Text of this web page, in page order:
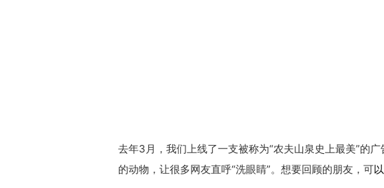
去年3月，我们上线了一支被称为“农夫山泉史上最美”的
的动物，让很多网友直呼“洗眼睛”。想要回顾的朋友，可以